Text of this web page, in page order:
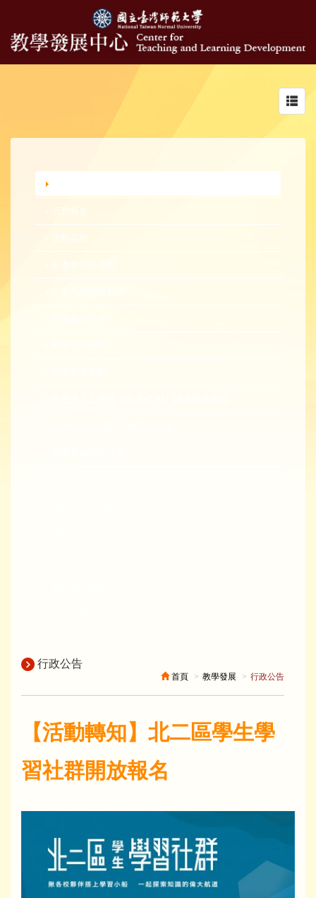
活動報名
活動花絮
新進教師研習營
行政公告
首頁 教學發展 行政公告
【活動轉知】北二區學生學
習社群開放報名